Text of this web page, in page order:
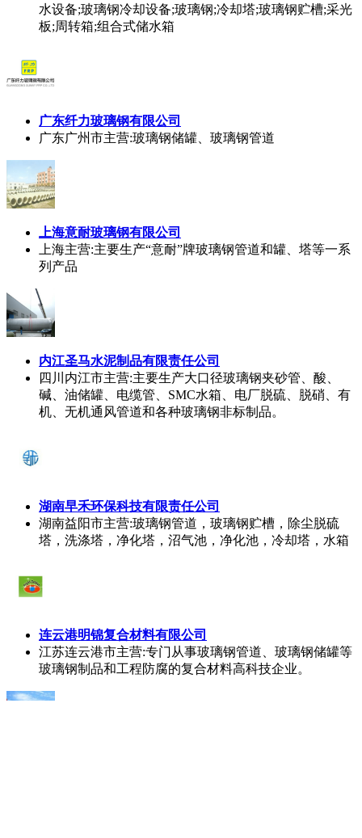
水设备;玻璃钢冷却设备;玻璃钢;冷却塔;玻璃钢贮槽;采光
板;周转箱;组合式储水箱
广东纤力玻璃钢有限公司
广东广州市主营:玻璃钢储罐、玻璃钢管道
上海意耐玻璃钢有限公司
上海主营:主要生产“意耐”牌玻璃钢管道和罐、塔等一系
列产品
内江圣马水泥制品有限责任公司
四川内江市主营:主要生产大口径玻璃钢夹砂管、酸、
碱、油储罐、电缆管、SMC水箱、电厂脱硫、脱硝、有
机、无机通风管道和各种玻璃钢非标制品。
湖南早禾环保科技有限责任公司
湖南益阳市主营:玻璃钢管道，玻璃钢贮槽，除尘脱硫
塔，洗涤塔，净化塔，沼气池，净化池，冷却塔，水箱
连云港明锦复合材料有限公司
江苏连云港市主营:专门从事玻璃钢管道、玻璃钢储罐等
玻璃钢制品和工程防腐的复合材料高科技企业。